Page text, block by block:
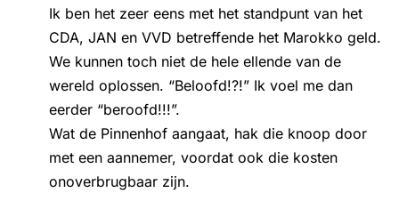
Ik ben het zeer eens met het standpunt van het
CDA, JAN en VVD betreffende het Marokko geld.
We kunnen toch niet de hele ellende van de
wereld oplossen. “Beloofd!?!” Ik voel me dan
eerder “beroofd!!!”.
Wat de Pinnenhof aangaat, hak die knoop door
met een aannemer, voordat ook die kosten
onoverbrugbaar zijn.